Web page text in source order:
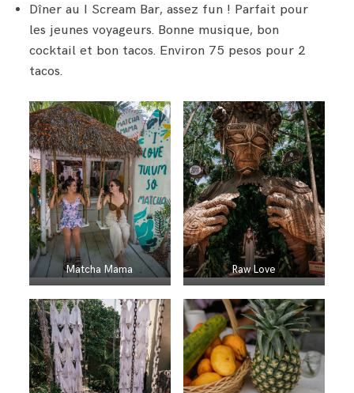
Dîner au I Scream Bar, assez fun ! Parfait pour
les jeunes voyageurs. Bonne musique, bon
cocktail et bon tacos. Environ 75 pesos pour 2
tacos.
Matcha Mama Raw Love